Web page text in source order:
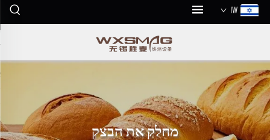
IW
מחלק את הבצק